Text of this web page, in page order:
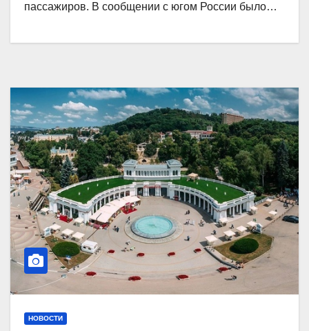
пассажиров. В сообщении с югом России было…
НОВОСТИ